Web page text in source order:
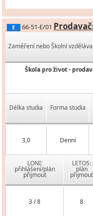
E 66-51-E/01
Zaměření nebo Školní
Škola pro život -
Délka studia Forma studia
3,0 Denní
LONI:
přihlášení/plán
přijmout
LETOS:
plán
přijmout
3 / 8 8